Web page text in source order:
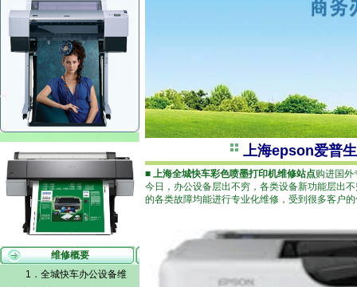
维修概要
1．全城快车办公设备维
上海epson爱普
■ 上海全城快车彩色喷墨打印机维修站点购进国外
今日，办公设备层出不穷，各类设备新功能层出
的各类故障均能进行专业化维修，受到很多客户